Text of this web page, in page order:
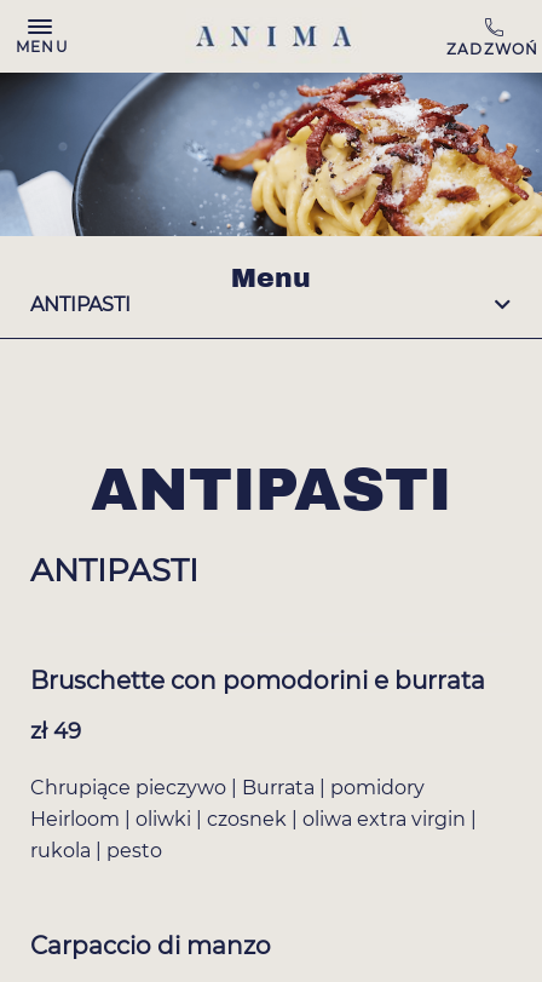
MENU
Menu
ANTIPASTI
ANTIPASTI
ANTIPASTI
Bruschette con pomodorini e burrata
zł 49
Chrupiące pieczywo | Burrata | pomidory
Heirloom | oliwki | czosnek | oliwa extra virgin |
rukola | pesto
Carpaccio di manzo